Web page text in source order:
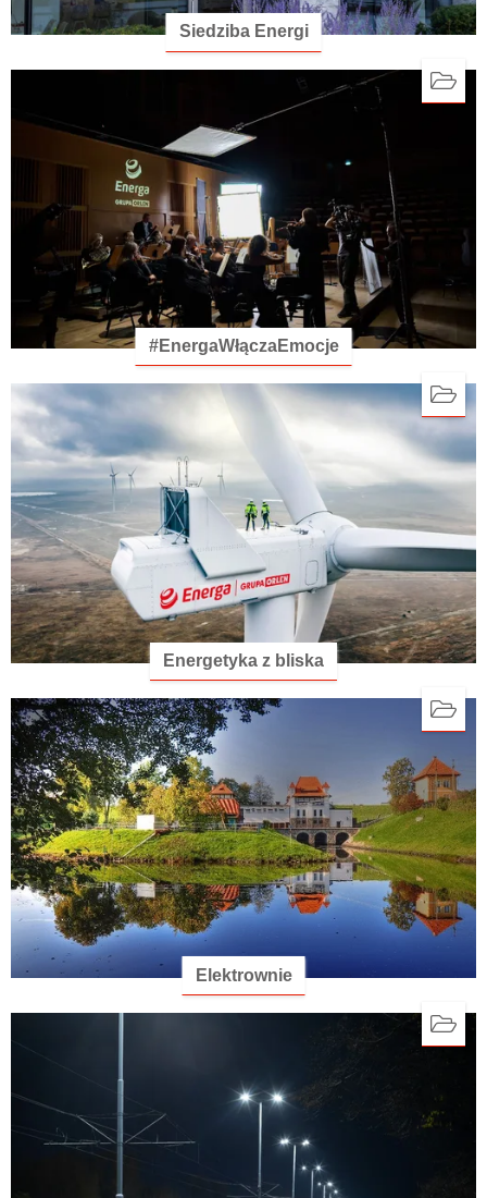
Siedziba Energi
#EnergaWłączaEmocje
Energetyka z bliska
Elektrownie